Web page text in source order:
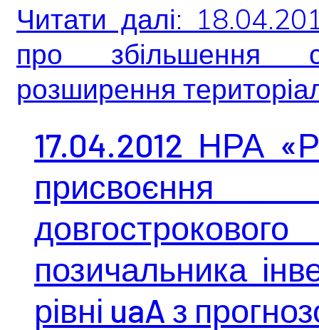
Читати далі:
про збільшення
розширення
17.04.2012 НРА
позичальника
рівні uaA з